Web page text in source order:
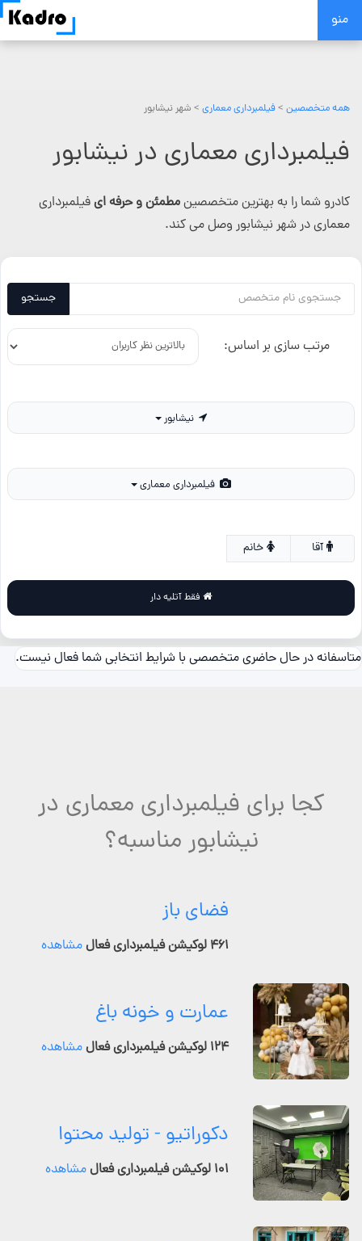
Skip
منو
همه متخصصین >فیلمبرداری معماری > شهر نیشابور
فیلمبرداری معماری در نیشابور
کادرو شما را به بهترین متخصصینمطمئن و حرفه ایفیلمبرداری
معماری در شهر نیشابور وصل می کند.
جستجو
مرتب سازی بر اساس:
خانم
متاسفانه در حال حاضری متخصصی با شرایط انتخابی شما فعال نیست.
کجا برای فیلمبرداری معماری در
نیشابور مناسبه؟
فضای باز
۴۶۱ لوکیشن فیلمبرداری فعال مشاهده
عمارت و خونه باغ
۱۲۴ لوکیشن فیلمبرداری فعال مشاهده
دکوراتیو - تولید محتوا
۱۰۱ لوکیشن فیلمبرداری فعال مشاهده